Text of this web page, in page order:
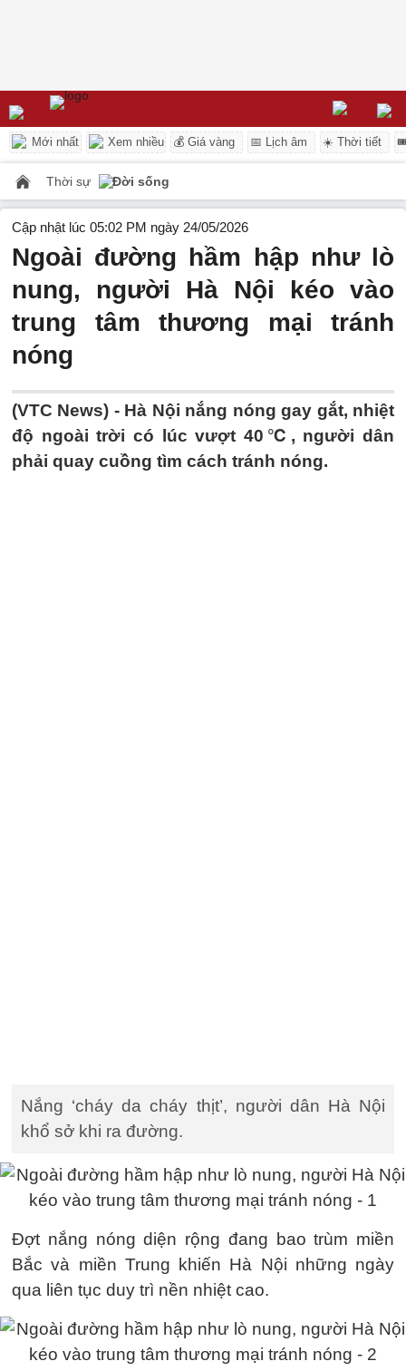
Mới nhất Xem nhiều 💰 Giá vàng 📅 Lịch âm ☀️ Thời tiết
Thời sự Đời sống
Cập nhật lúc 05:02 PM ngày 24/05/2026
Ngoài đường hầm hập như lò
nung, người Hà Nội kéo vào
trung tâm thương mại tránh
nóng
(VTC News) - Hà Nội nắng nóng gay gắt, nhiệt
độ ngoài trời có lúc vượt 40℃, người dân
phải quay cuồng tìm cách tránh nóng.
Nắng ‘cháy da cháy thịt’, người dân Hà Nội
khổ sở khi ra đường.
Đợt nắng nóng diện rộng đang bao trùm miền
Bắc và miền Trung khiến Hà Nội những ngày
qua liên tục duy trì nền nhiệt cao.